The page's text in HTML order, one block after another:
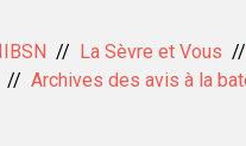
IIBSN La Sèvre et Vous
Archives des avis à la